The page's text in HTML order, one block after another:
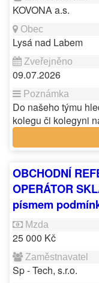
KOVONA a.s.
Lysá nad Labem
09.07.2026
Do našeho týmu
kolegu či kolegyni
OBCHODNÍ
OPERÁTOR
písmem
25 000 Kč
Sp - Tech, s.r.o.